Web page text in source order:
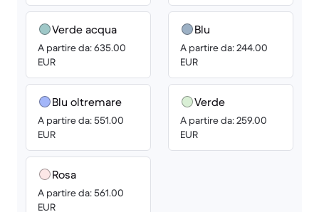
Verde acqua
A partire da: 635.00
EUR
Blu oltremare
A partire da: 551.00
EUR
Rosa
A partire da: 561.00
EUR
Blu
A partire da: 244.00
EUR
Verde
A partire da: 259.00
EUR